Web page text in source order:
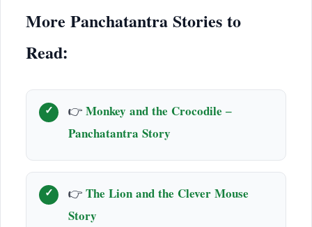
More Panchatantra Stories to
Read:
👉Monkey and the Crocodile –
Panchatantra Story
👉The Lion and the Clever Mouse
Story